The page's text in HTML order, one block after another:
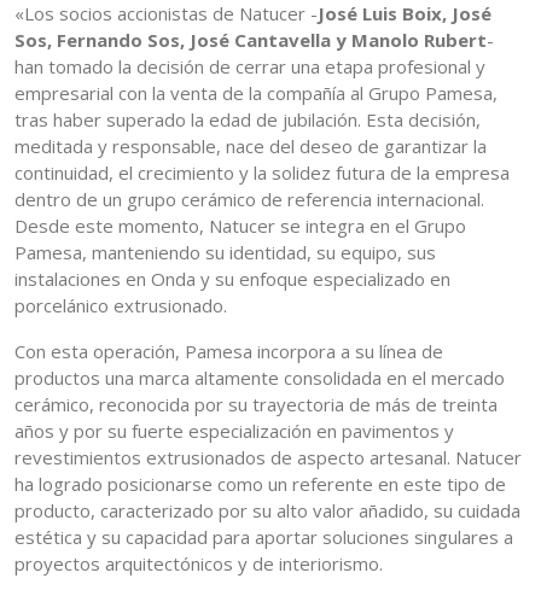
«Los socios accionistas de Natucer -José Luis Boix, José
Sos, Fernando Sos, José Cantavella y Manolo Rubert-
han tomado la decisión de cerrar una etapa profesional y
empresarial con la venta de la compañía al Grupo Pamesa,
tras haber superado la edad de jubilación. Esta decisión,
meditada y responsable, nace del deseo de garantizar la
continuidad, el crecimiento y la solidez futura de la empresa
dentro de un grupo cerámico de referencia internacional.
Desde este momento, Natucer se integra en el Grupo
Pamesa, manteniendo su identidad, su equipo, sus
instalaciones en Onda y su enfoque especializado en
porcelánico extrusionado.
Con esta operación, Pamesa incorpora a su línea de
productos una marca altamente consolidada en el mercado
cerámico, reconocida por su trayectoria de más de treinta
años y por su fuerte especialización en pavimentos y
revestimientos extrusionados de aspecto artesanal. Natucer
ha logrado posicionarse como un referente en este tipo de
producto, caracterizado por su alto valor añadido, su cuidada
estética y su capacidad para aportar soluciones singulares a
proyectos arquitectónicos y de interiorismo.